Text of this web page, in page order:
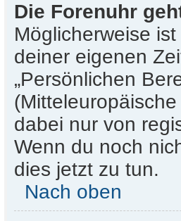
Die Forenuhr
Möglicherweise
deiner eigenen
„Persönlichen
dabei nur von
Wenn du noch
dies jetzt zu tun.
Nach oben